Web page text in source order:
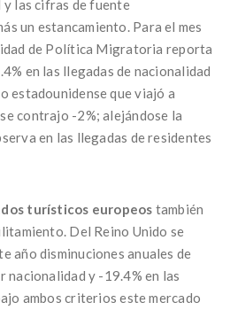
y las cifras de fuente
un estancamiento. Para el mes
de Política Migratoria reporta
en las llegadas de nacionalidad
estadounidense que viajó a
contrajo -2%; alejándose la
en las llegadas de residentes
turísticos europeos también
Del Reino Unido se
año disminuciones anuales de
nacionalidad y -19.4% en las
ambos criterios este mercado